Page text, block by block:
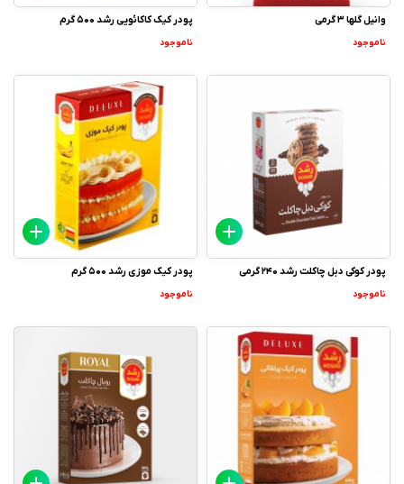
وانیل گلها 3 گرمی
ناموجود
پودر کیک کاکائویی رشد 500 گرم
ناموجود
پودر کوکی دبل چاکلت رشد 240 گرمی
ناموجود
پودر کیک موزی رشد 500 گرم
ناموجود